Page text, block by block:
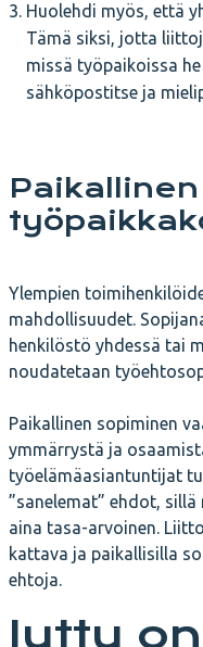
Huolehdi myös, että
Tämä siksi, jotta
missä työpaikoissa
sähköpostitse ja
Ylempien
mahdollisuudet.
henkilöstö yhdessä tai
noudatetaan
Paikallinen sopiminen
ymmärrystä ja
työelämäasiantuntijat
”sanelemat” ehdot,
aina tasa-arvoinen.
kattava ja paikallisilla
ehtoja.
Juttu